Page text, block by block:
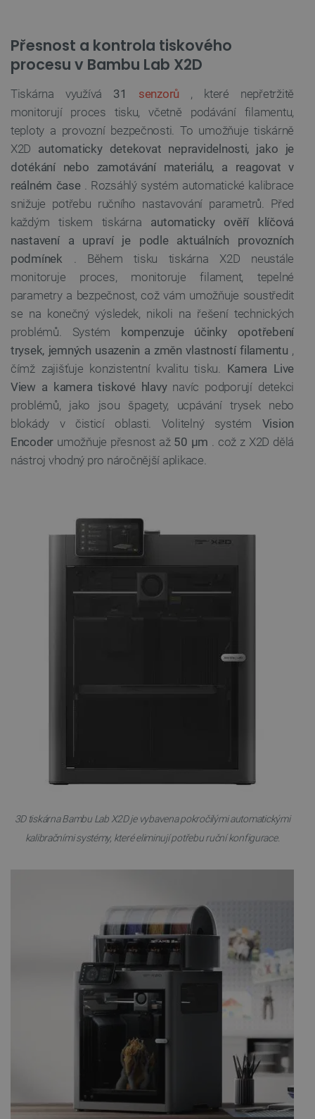
Přesnost a kontrola tiskového
procesu v Bambu Lab X2D
Tiskárna využívá 31 senzorů , které nepřetržitě
monitorují proces tisku, včetně podávání filamentu,
teploty a provozní bezpečnosti. To umožňuje tiskárně
X2D automaticky detekovat nepravidelnosti, jako je
dotékání nebo zamotávání materiálu, a reagovat v
reálném čase. Rozsáhlý systém automatické kalibrace
snižuje potřebu ručního nastavování parametrů. Před
každým tiskem tiskárna automaticky ověří klíčová
nastavení a upraví je podle aktuálních provozních
podmínek . Během tisku tiskárna X2D neustále
monitoruje proces, monitoruje filament, tepelné
parametry a bezpečnost, což vám umožňuje soustředit
se na konečný výsledek, nikoli na řešení technických
problémů. Systém
kompenzuje účinky opotřebení
trysek, jemných usazenin a změn vlastností filamentu ,
čímž zajišťuje konzistentní kvalitu tisku. Kamera Live
View a kamera tiskové hlavynavíc podporují detekci
problémů, jako jsou špagety, ucpávání trysek nebo
blokády v čisticí oblasti. Volitelný systém Vision
Encoder umožňuje přesnost až 50 µm . což z X2D dělá
nástroj vhodný pro náročnější aplikace.
3D tiskárna Bambu Lab X2D je vybavena pokročilými automatickými
kalibračními systémy, které eliminují potřebu ruční konfigurace.